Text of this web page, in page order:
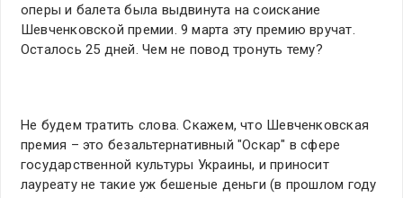
оперы и балета была выдвинута на соискание
Шевченковской премии. 9 марта эту премию вручат.
Осталось 25 дней. Чем не повод тронуть тему?
Не будем тратить слова. Скажем, что Шевченковская
премия – это безальтернативный "Оскар" в сфере
государственной культуры Украины, и приносит
лауреату не такие уж бешеные деньги (в прошлом году